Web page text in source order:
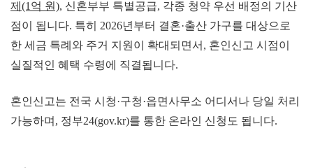
제(1억 원), 신혼부부 특별공급, 각종 청약 우선 배정의 기산
점이 됩니다. 특히 2026년부터 결혼·출산 가구를 대상으로
한 세금 특례와 주거 지원이 확대되면서, 혼인신고 시점이
실질적인 혜택 수령에 직결됩니다.
혼인신고는 전국 시청·구청·읍면사무소 어디서나 당일 처리
가능하며, 정부24(gov.kr)를 통한 온라인 신청도 됩니다.